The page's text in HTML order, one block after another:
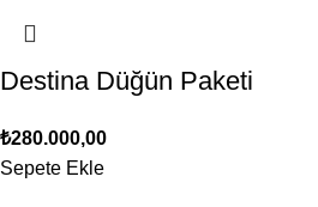
Destina Düğün Paketi
₺280.000,00
Sepete Ekle